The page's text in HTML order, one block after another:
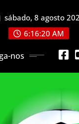
sábado, 8 agosto
6:16:23 AM
nos